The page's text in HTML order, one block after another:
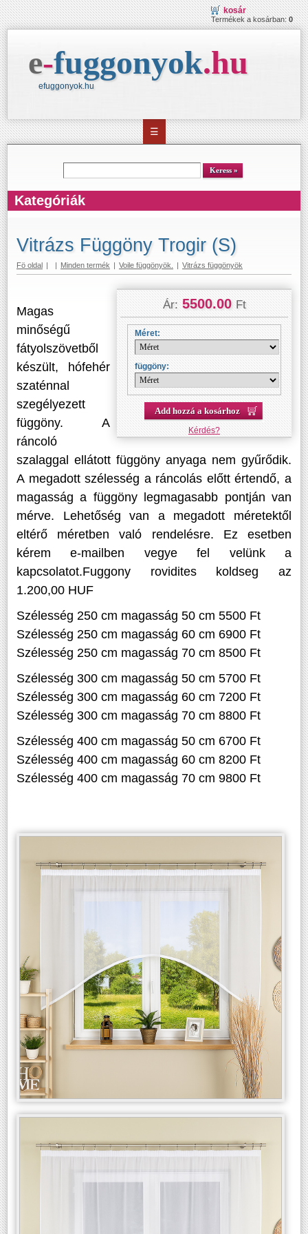
kosár
Termékek a kosárban:0
e-fuggonyok.hu
efuggonyok.hu
☰
Kategóriák
Vitrázs Függöny Trogir (S)
Fö oldal | | Minden termék | Voile függönyök. | Vitrázs függönyök
Ár: 5500.00 Ft
Méret:
függöny:
Add hozzá a kosárhoz
Kérdés?
Magas
minőségű
fátyolszövetből
készült, hófehér
szaténnal
szegélyezett
függöny. A
ráncoló
szalaggal ellátott függöny anyaga nem gyűrődik.
A megadott szélesség a ráncolás előtt értendő, a
magasság a függöny legmagasabb pontján van
mérve. Lehetőség van a megadott méretektől
eltérő méretben való rendelésre. Ez esetben
kérem e-mailben vegye fel velünk a
kapcsolatot.Fuggony rovidites koldseg az
1.200,00 HUF
Szélesség 250 cm magasság 50 cm 5500 Ft
Szélesség 250 cm magasság 60 cm 6900 Ft
Szélesség 250 cm magasság 70 cm 8500 Ft
Szélesség 300 cm magasság 50 cm 5700 Ft
Szélesség 300 cm magasság 60 cm 7200 Ft
Szélesség 300 cm magasság 70 cm 8800 Ft
Szélesség 400 cm magasság 50 cm 6700 Ft
Szélesség 400 cm magasság 60 cm 8200 Ft
Szélesség 400 cm magasság 70 cm 9800 Ft